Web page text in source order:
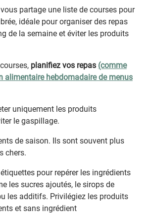
partage une liste de courses pour
idéale pour organiser des repas
de la semaine et éviter les produits
planifiez vos repas (comme
alimentaire hebdomadaire de menus
uniquement les produits
le gaspillage.
de saison. Ils sont souvent plus
chers.
pour repérer les ingrédients
les sucres ajoutés, le sirops de
les additifs. Privilégiez les produits
et sans ingrédient